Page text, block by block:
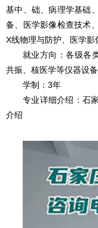
基中、础、病理学基础
备、医学影像检查技术
X线物理与防护、医学
就业方向：各级各
共振、核医学等仪器设
学制：3年
专业详细介绍：石
介绍